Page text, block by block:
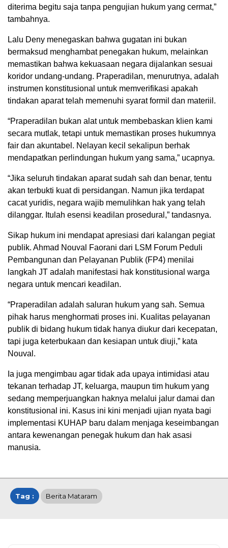
diterima begitu saja tanpa pengujian hukum yang cermat,”
tambahnya.
Lalu Deny menegaskan bahwa gugatan ini bukan
bermaksud menghambat penegakan hukum, melainkan
memastikan bahwa kekuasaan negara dijalankan sesuai
koridor undang-undang. Praperadilan, menurutnya, adalah
instrumen konstitusional untuk memverifikasi apakah
tindakan aparat telah memenuhi syarat formil dan materiil.
“Praperadilan bukan alat untuk membebaskan klien kami
secara mutlak, tetapi untuk memastikan proses hukumnya
fair dan akuntabel. Nelayan kecil sekalipun berhak
mendapatkan perlindungan hukum yang sama,” ucapnya.
“Jika seluruh tindakan aparat sudah sah dan benar, tentu
akan terbukti kuat di persidangan. Namun jika terdapat
cacat yuridis, negara wajib memulihkan hak yang telah
dilanggar. Itulah esensi keadilan prosedural,” tandasnya.
Sikap hukum ini mendapat apresiasi dari kalangan pegiat
publik. Ahmad Nouval Faorani dari LSM Forum Peduli
Pembangunan dan Pelayanan Publik (FP4) menilai
langkah JT adalah manifestasi hak konstitusional warga
negara untuk mencari keadilan.
“Praperadilan adalah saluran hukum yang sah. Semua
pihak harus menghormati proses ini. Kualitas pelayanan
publik di bidang hukum tidak hanya diukur dari kecepatan,
tapi juga keterbukaan dan kesiapan untuk diuji,” kata
Nouval.
Ia juga mengimbau agar tidak ada upaya intimidasi atau
tekanan terhadap JT, keluarga, maupun tim hukum yang
sedang memperjuangkan haknya melalui jalur damai dan
konstitusional ini. Kasus ini kini menjadi ujian nyata bagi
implementasi KUHAP baru dalam menjaga keseimbangan
antara kewenangan penegak hukum dan hak asasi
manusia.
Tag : Berita Mataram